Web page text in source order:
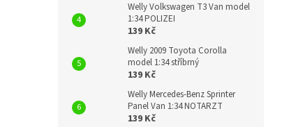
Welly Volkswagen T3 Van model
1:34 POLIZEI
139 Kč
Welly 2009 Toyota Corolla
model 1:34 stříbrný
139 Kč
Welly Mercedes-Benz Sprinter
Panel Van 1:34 NOTARZT
139 Kč